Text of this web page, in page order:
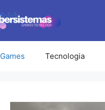
Games Tecnologia